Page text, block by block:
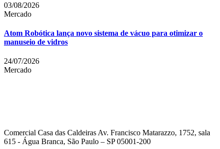
03/08/2026
Mercado
Atom Robótica lança novo sistema de vácuo para otimizar o
manuseio de vidros
24/07/2026
Mercado
Comercial Casa das Caldeiras Av. Francisco Matarazzo, 1752, sala
615 - Água Branca, São Paulo – SP 05001-200